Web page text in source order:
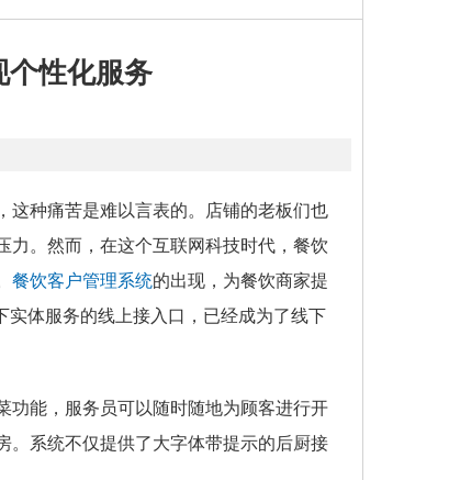
个性化服务
这种痛苦是难以言表的。店铺的老板们也
力。然而，在这个互联网科技时代，餐饮
餐饮客户管理系统的出现，为餐饮商家提
实体服务的线上接入口，已经成为了线下
功能，服务员可以随时随地为顾客进行开
。系统不仅提供了大字体带提示的后厨接